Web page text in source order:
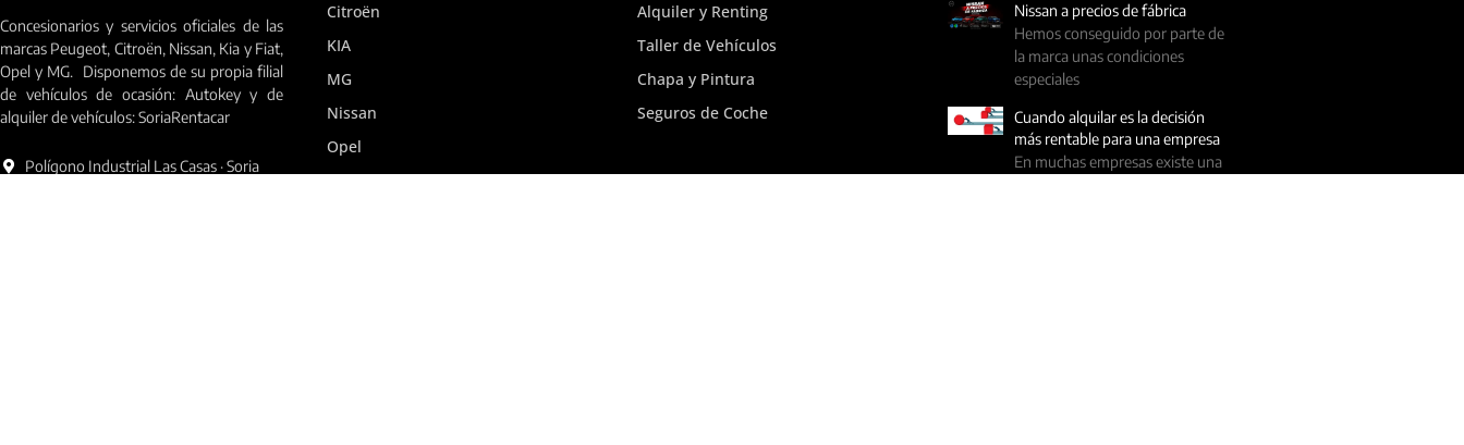
Concesionarios y servicios oficiales de las
marcas Peugeot, Citroën, Nissan, Kia y Fiat,
Opel y MG. Disponemos de su propia filial
de vehículos de ocasión: Autokey y de
alquiler de vehículos: SoriaRentacar
Polígono Industrial Las Casas · Soria
Citroën
KIA
MG
Nissan
Opel
Peugeot
Alquiler y Renting
Taller de Vehículos
Chapa y Pintura
Seguros de Coche
Nissan a precios de fábrica
Hemos conseguido por parte de
la marca unas condiciones
especiales
Cuando alquilar es la decisión
más rentable para una empresa
En muchas empresas existe una